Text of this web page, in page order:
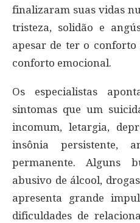
finalizaram suas vidas
tristeza, solidão e
apesar de ter o
conforto emocional.
Os especialistas
sintomas que um
incomum, letargia,
insônia persistente,
permanente. Alguns
abusivo de álcool,
apresenta grande
dificuldades de